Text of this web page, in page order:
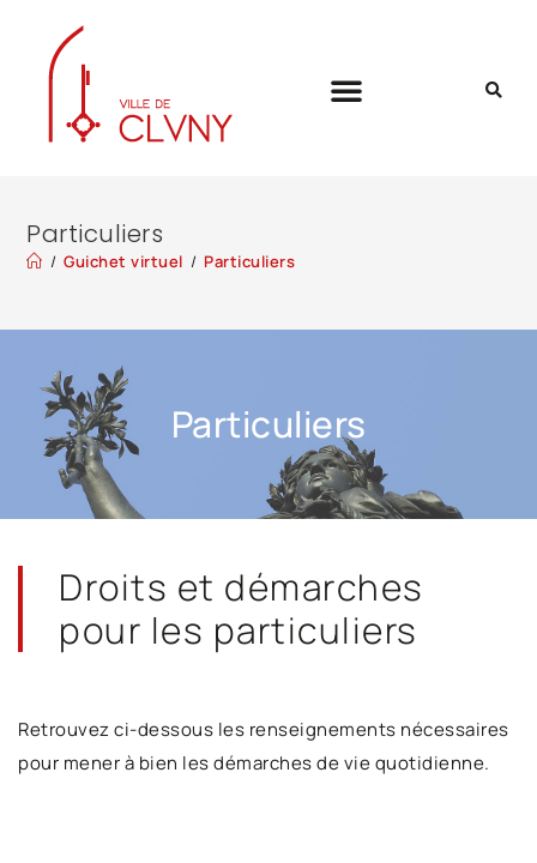
Particuliers
/ Guichet virtuel / Particuliers
Particuliers
Droits et démarches
pour les particuliers
Retrouvez ci-dessous les renseignements nécessaires
pour mener à bien les démarches de vie quotidienne.